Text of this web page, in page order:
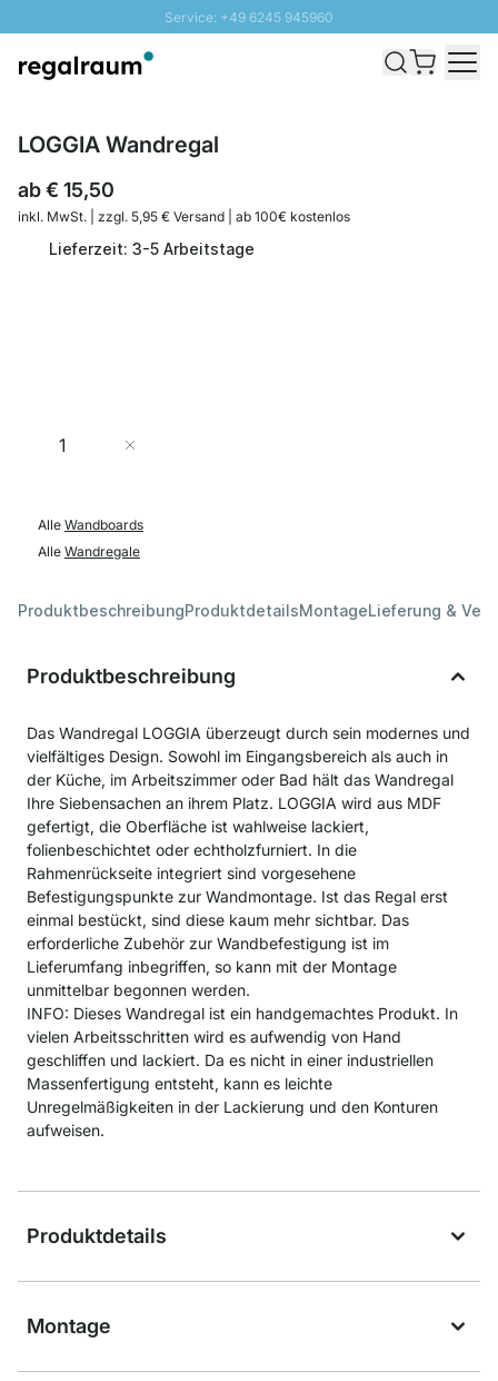
Service: +49 6245 945960
Schnelle Lieferung - Gratis Versand ab 100€
LOGGIA Wandregal
ab€ 15,50
inkl. MwSt. | zzgl. 5,95 € Versand | ab 100€ kostenlos
Lieferzeit: 3-5 Arbeitstage
Menge
Alle Wandboards
Alle Wandregale
ProduktbeschreibungProduktdetailsMontageLieferung &
Produktbeschreibung
Das Wandregal LOGGIA überzeugt durch sein modernes und
vielfältiges Design. Sowohl im Eingangsbereich als auch in
der Küche, im Arbeitszimmer oder Bad hält das Wandregal
Ihre Siebensachen an ihrem Platz. LOGGIA wird aus MDF
gefertigt, die Oberfläche ist wahlweise lackiert,
folienbeschichtet oder echtholzfurniert. In die
Rahmenrückseite integriert sind vorgesehene
Befestigungspunkte zur Wandmontage. Ist das Regal erst
einmal bestückt, sind diese kaum mehr sichtbar. Das
erforderliche Zubehör zur Wandbefestigung ist im
Lieferumfang inbegriffen, so kann mit der Montage
unmittelbar begonnen werden.
INFO: Dieses Wandregal ist ein handgemachtes Produkt. In
vielen Arbeitsschritten wird es aufwendig von Hand
geschliffen und lackiert. Da es nicht in einer industriellen
Massenfertigung entsteht, kann es leichte
Unregelmäßigkeiten in der Lackierung und den Konturen
aufweisen.
Produktdetails
Montage